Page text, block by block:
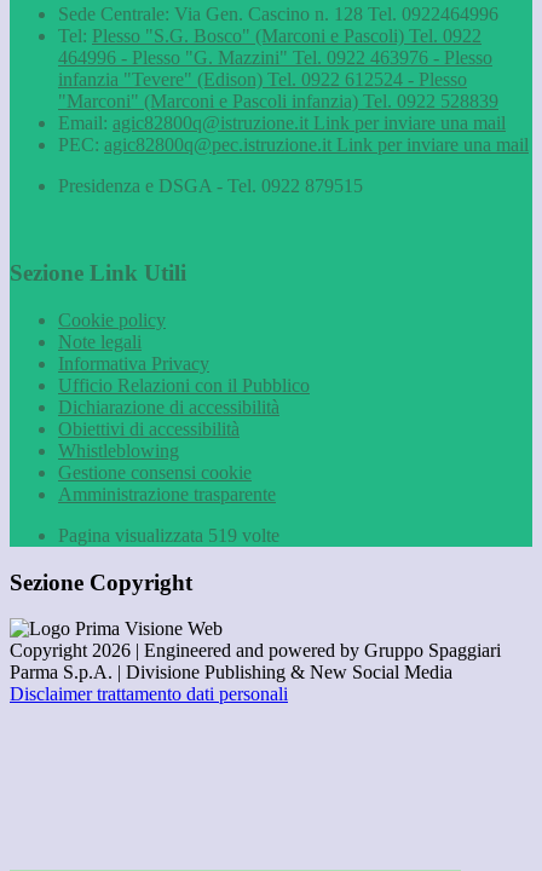
Sede Centrale: Via Gen. Cascino n. 128 Tel. 0922464996
Tel: Plesso "S.G. Bosco" (Marconi e Pascoli) Tel. 0922
464996 - Plesso "G. Mazzini" Tel. 0922 463976 - Plesso
infanzia "Tevere" (Edison) Tel. 0922 612524 - Plesso
"Marconi" (Marconi e Pascoli infanzia) Tel. 0922 528839
Email: agic82800q@istruzione.it Link per inviare una mail
PEC: agic82800q@pec.istruzione.it Link per inviare una mail
Presidenza e DSGA - Tel. 0922 879515
Sezione Link Utili
Cookie policy
Note legali
Informativa Privacy
Ufficio Relazioni con il Pubblico
Dichiarazione di accessibilità
Obiettivi di accessibilità
Whistleblowing
Gestione consensi cookie
Amministrazione trasparente
Pagina visualizzata 519 volte
Sezione Copyright
Copyright 2026 | Engineered and powered by Gruppo Spaggiari
Parma S.p.A. | Divisione Publishing & New Social Media
Disclaimer trattamento dati personali